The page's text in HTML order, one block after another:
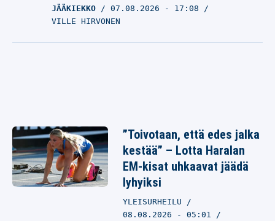
JÄÄKIEKKO 07.08.2026 - 17:08
VILLE HIRVONEN
”Toivotaan, että edes jalka
kestää” – Lotta Haralan
EM-kisat uhkaavat jäädä
lyhyiksi
YLEISURHEILU
08.08.2026 - 05:01